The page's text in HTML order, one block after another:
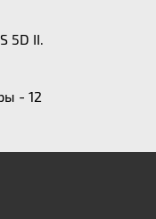
5D II.
- 12